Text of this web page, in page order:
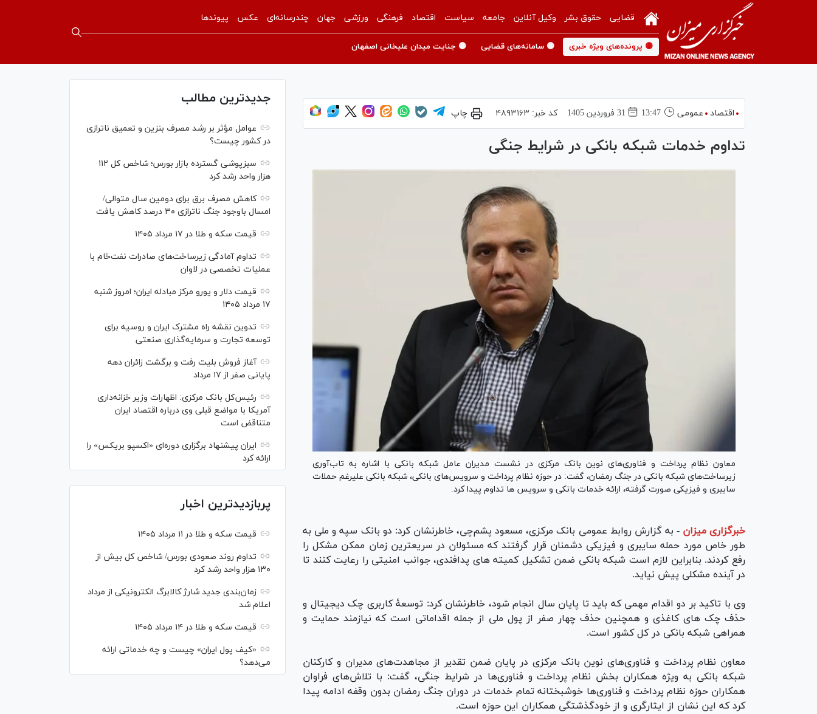
قضایی حقوق بشر وکیل آنلاین جامعه سیاست اقتصاد فرهنگی ورزشی جهان چندرسانه‌ای عکس پیوندها
🟡 پرونده‌های ویژه خبری 🟡 سامانه‌های قضایی 🟡 جنایت میدان علیخانی اصفهان
اقتصاد عمومی 13:47 31 فروردين 1405 کد خبر: ۴۸۹۳۱۶۳ چاپ
تداوم خدمات شبکه بانکی در شرایط جنگی
معاون نظام پرداخت و فناوری‌های نوین بانک مرکزی در نشست مدیران عامل شبکه بانکی با اشاره به تاب‌آوری
زیرساخت‌های شبکه بانکی در جنگ رمضان، گفت: در حوزه نظام پرداخت و سرویس‌های بانکی، شبکه بانکی علیرغم حملات
سایبری و فیزیکی صورت گرفته، ارائه خدمات بانکی و سرویس ها تداوم پیدا کرد.
خبرگزاری میزان - به گزارش روابط عمومی بانک مرکزی، مسعود پشم‌چی، خاطرنشان کرد: دو بانک سپه و ملی به
طور خاص مورد حمله سایبری و فیزیکی دشمنان قرار گرفتند که مسئولان در سریعترین زمان ممکن مشکل را
رفع کردند. بنابراین لازم است شبکه بانکی ضمن تشکیل کمیته های پدافندی، جوانب امنیتی را رعایت کنند تا
در آینده مشکلی پیش نیاید.
وی با تاکید بر دو اقدام مهمی که باید تا پایان سال انجام شود، خاطرنشان کرد: توسعۀ کاربری چک دیجیتال و
حذف چک های کاغذی و همچنین حذف چهار صفر از پول ملی از جمله اقداماتی است که نیازمند حمایت و
همراهی شبکه بانکی در کل کشور است.
معاون نظام پرداخت و فناوری‌های نوین بانک مرکزی در پایان ضمن تقدیر از مجاهدت‌های مدیران و کارکنان
شبکه بانکی به ویژه همکاران بخش نظام پرداخت و فناوری‌ها در شرایط جنگی، گفت: با تلاش‌های فراوان
همکاران حوزه نظام پرداخت و فناوری‌ها خوشبختانه تمام خدمات در دوران جنگ رمضان بدون وقفه ادامه پیدا
کرد که این نشان از ایثارگری و از خودگذشتگی همکاران این حوزه است.
جدیدترین مطالب
عوامل مؤثر بر رشد مصرف بنزین و تعمیق ناترازی
در کشور چیست؟
سبزپوشی گسترده بازار بورس؛ شاخص کل ۱۱۲
هزار واحد رشد کرد
کاهش مصرف برق برای دومین سال متوالی/
امسال باوجود جنگ ناترازی ۳۰ درصد کاهش یافت
قیمت سکه و طلا در ۱۷ مرداد ۱۴۰۵
تداوم آمادگی زیرساخت‌های صادرات نفت‌خام با
عملیات تخصصی در لاوان
قیمت دلار و یورو مرکز مبادله ایران؛ امروز شنبه
۱۷ مرداد ۱۴۰۵
تدوین نقشه راه مشترک ایران و روسیه برای
توسعه تجارت و سرمایه‌گذاری صنعتی
آغاز فروش بلیت رفت و برگشت زائران دهه
پایانی صفر از ۱۷ مرداد
رئیس‌کل بانک مرکزی: اظهارات وزیر خزانه‌داری
آمریکا با مواضع قبلی وی درباره اقتصاد ایران
متناقض است
ایران پیشنهاد برگزاری دوره‌ای «اکسپو بریکس» را
ارائه کرد
پربازدیدترین اخبار
قیمت سکه و طلا در ۱۱ مرداد ۱۴۰۵
تداوم روند صعودی بورس/ شاخص کل بیش از
۱۳۰ هزار واحد رشد کرد
زمان‌بندی جدید شارژ کالابرگ الکترونیکی از مرداد
اعلام شد
قیمت سکه و طلا در ۱۴ مرداد ۱۴۰۵
«کیف پول ایران» چیست و چه خدماتی ارائه
می‌دهد؟